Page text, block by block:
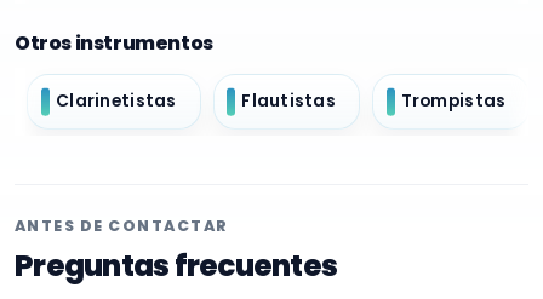
Otros instrumentos
Clarinetistas Flautistas Trompistas
ANTES DE CONTACTAR
Preguntas frecuentes